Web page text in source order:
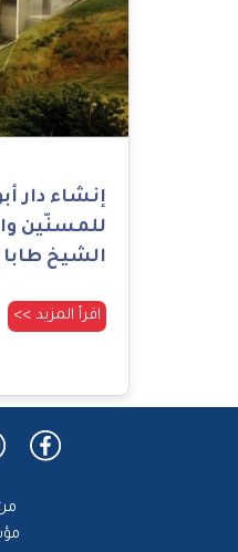
إنشاء دار
للمسنّين
الشيخ طابا
اقرأ المزيد >>